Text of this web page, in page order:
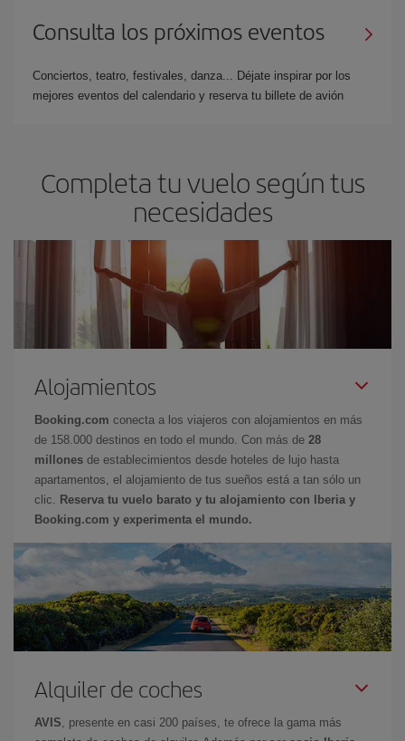
Consulta los próximos eventos
Conciertos, teatro, festivales, danza... Déjate inspirar por los
mejores eventos del calendario y reserva tu billete de avión
Completa tu vuelo según tus
necesidades
Alojamientos
Booking.com conecta a los viajeros con alojamientos en más
de 158.000 destinos en todo el mundo. Con más de 28
millones de establecimientos desde hoteles de lujo hasta
apartamentos, el alojamiento de tus sueños está a tan sólo un
clic.
Reserva tu vuelo barato y tu alojamiento con Iberia y
Booking.com y experimenta el mundo.
Alquiler de coches
AVIS , presente en casi 200 países, te ofrece la gama más